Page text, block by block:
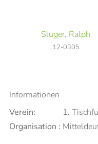
Sluger, Ralph
12-0305
Informationen
Verein:
1.
Organisation :